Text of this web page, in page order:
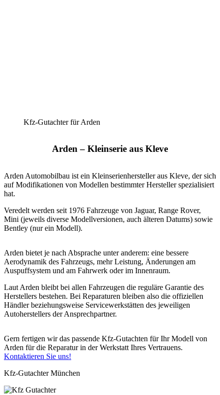
Kfz-Gutachter für Arden
Arden – Kleinserie aus Kleve
Arden Automobilbau ist ein Kleinserienhersteller aus Kleve, der sich
auf Modifikationen von Modellen bestimmter Hersteller spezialisiert
hat.
Veredelt werden seit 1976 Fahrzeuge von Jaguar, Range Rover,
Mini (jeweils diverse Modellversionen, auch älteren Datums) sowie
Bentley (nur ein Modell).
Arden bietet je nach Absprache unter anderem: eine bessere
Aerodynamik des Fahrzeugs, mehr Leistung, Änderungen am
Auspuffsystem und am Fahrwerk oder im Innenraum.
Laut Arden bleibt bei allen Fahrzeugen die reguläre Garantie des
Herstellers bestehen. Bei Reparaturen bleiben also die offiziellen
Händler beziehungsweise Servicewerkstätten des jeweiligen
Autoherstellers der Ansprechpartner.
Gern fertigen wir das passende Kfz-Gutachten für Ihr Modell von
Arden für die Reparatur in der Werkstatt Ihres Vertrauens.
Kontaktieren Sie uns!
Kfz-Gutachter München